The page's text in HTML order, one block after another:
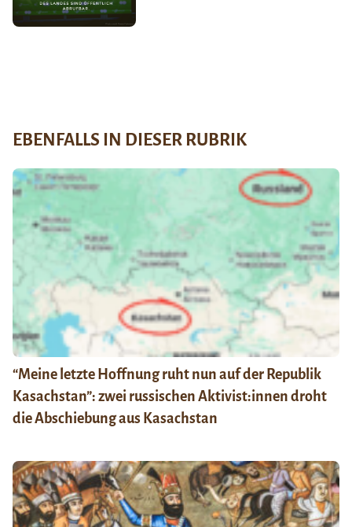
EBENFALLS IN DIESER RUBRIK
“Meine letzte Hoffnung ruht nun auf der Republik
Kasachstan”: zwei russischen Aktivist:innen droht
die Abschiebung aus Kasachstan